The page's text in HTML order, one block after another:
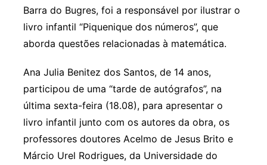
Barra do Bugres, foi a responsável por ilustrar o
livro infantil “Piquenique dos números”, que
aborda questões relacionadas à matemática.
Ana Julia Benitez dos Santos, de 14 anos,
participou de uma “tarde de autógrafos”, na
última sexta-feira (18.08), para apresentar o
livro infantil junto com os autores da obra, os
professores doutores Acelmo de Jesus Brito e
Márcio Urel Rodrigues, da Universidade do